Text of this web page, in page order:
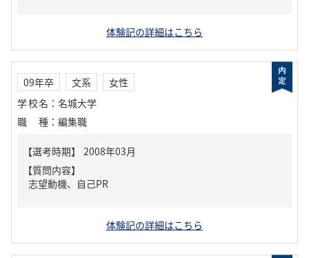
体験記の詳細はこちら
09年卒 文系
女性
学校名 ： 名城大学
職種 ： 編集職
【質問内容】
志望動機、自己PR
体験記の詳細はこちら